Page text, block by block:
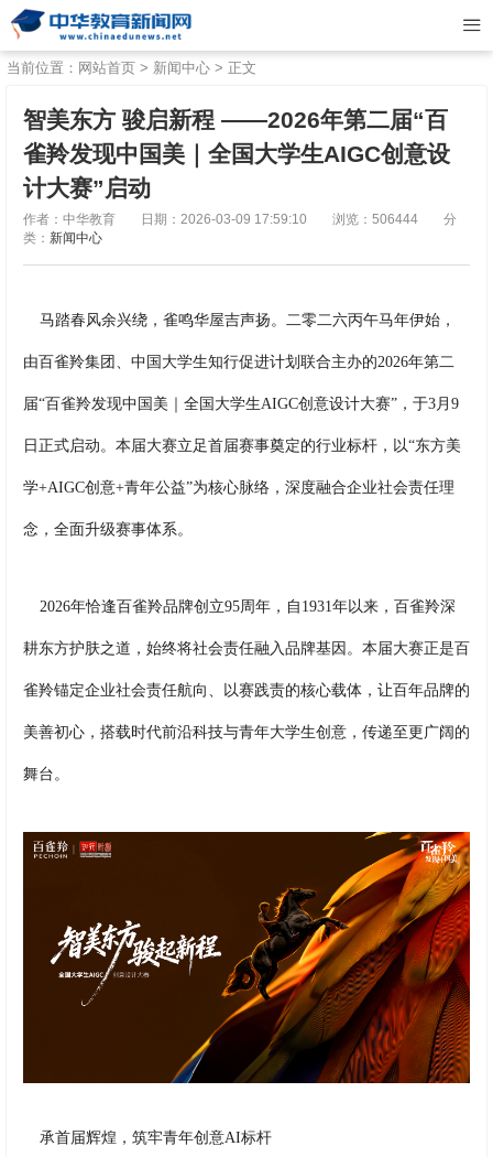
当前位置： 网站首页 > 新闻中心 > 正文
智美东方 骏启新程 ——2026年第二届“百
雀羚发现中国美｜全国大学生AIGC创意设
计大赛”启动
作者：中华教育 日期：2026-03-09 17:59:10 浏览：506444
分
类： 新闻中心
马踏春风余兴绕，雀鸣华屋吉声扬。二零二六丙午马年伊始，
由百雀羚集团、中国大学生知行促进计划联合主办的2026年第二
届“百雀羚发现中国美｜全国大学生AIGC创意设计大赛”，于3月9
日正式启动。本届大赛立足首届赛事奠定的行业标杆，以“东方美
学+AIGC创意+青年公益”为核心脉络，深度融合企业社会责任理
念，全面升级赛事体系。
2026年恰逢百雀羚品牌创立95周年，自1931年以来，百雀羚深
耕东方护肤之道，始终将社会责任融入品牌基因。本届大赛正是百
雀羚锚定企业社会责任航向、以赛践责的核心载体，让百年品牌的
美善初心，搭载时代前沿科技与青年大学生创意，传递至更广阔的
舞台。
承首届辉煌，筑牢青年创意AI标杆